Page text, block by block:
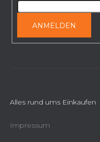
ANMELDEN
Alles rund ums Einkaufen
Impressum